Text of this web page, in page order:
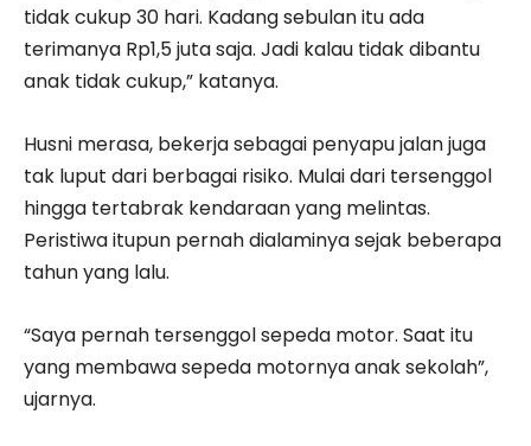
tidak cukup 30 hari. Kadang sebulan itu ada
terimanya Rp1,5 juta saja. Jadi kalau tidak dibantu
anak tidak cukup,” katanya.
Husni merasa, bekerja sebagai penyapu jalan juga
tak luput dari berbagai risiko. Mulai dari tersenggol
hingga tertabrak kendaraan yang melintas.
Peristiwa itupun pernah dialaminya sejak beberapa
tahun yang lalu.
“Saya pernah tersenggol sepeda motor. Saat itu
yang membawa sepeda motornya anak sekolah”,
ujarnya.